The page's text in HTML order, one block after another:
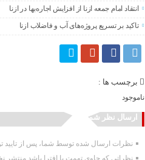
انتقاد امام جمعه ازنا از افزایش اجاره‌بها در ازنا
تاکید بر تسریع پروژه‌های آب و فاضلاب ازنا
برچسب ها :
ناموجود
ارسال نظر شما
نظرات ارسال شده توسط شما، پس از
نظراتی که حاوی تهمت یا افترا باشد منتشر